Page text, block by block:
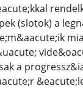
(slotok) a
a